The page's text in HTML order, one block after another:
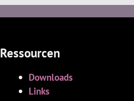
Ressourcen
Downloads
Links